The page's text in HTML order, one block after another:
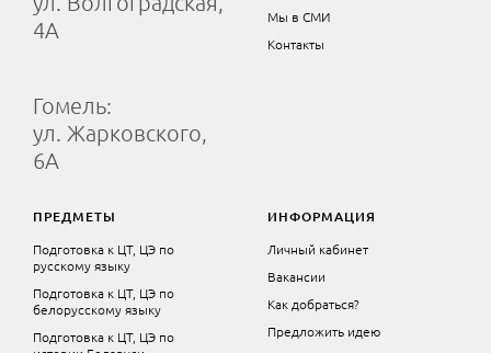
4А
Гомель:
ул. Жарковского,
6А
Мы в СМИ
Контакты
ПРЕДМЕТЫ
Подготовка к ЦТ, ЦЭ по
русскому языку
Подготовка к ЦТ, ЦЭ по
белорусскому языку
Подготовка к ЦТ, ЦЭ по
ИНФОРМАЦИЯ
Личный кабинет
Вакансии
Как добраться?
Предложить идею